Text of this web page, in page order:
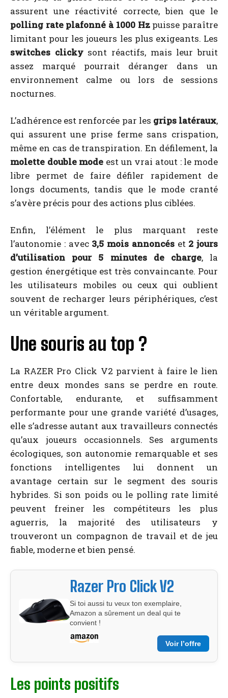
assurent une réactivité correcte, bien que le
polling rate plafonné à 1000 Hzpuisse paraître
limitant pour les joueurs les plus exigeants. Les
switches clickysont réactifs, mais leur bruit
assez marqué pourrait déranger dans un
environnement calme ou lors de sessions
nocturnes.
L’adhérence est renforcée par les grips latéraux,
qui assurent une prise ferme sans crispation,
même en cas de transpiration. En défilement, la
molette double mode est un vrai atout : le mode
libre permet de faire défiler rapidement de
longs documents, tandis que le mode cranté
s’avère précis pour des actions plus ciblées.
Enfin, l’élément le plus marquant reste
l’autonomie : avec 3,5 mois annoncéset 2 jours
d’utilisation pour 5 minutes de charge, la
gestion énergétique est très convaincante. Pour
les utilisateurs mobiles ou ceux qui oublient
souvent de recharger leurs périphériques, c’est
un véritable argument.
Une souris au top ?
La RAZER Pro Click V2 parvient à faire le lien
entre deux mondes sans se perdre en route.
Confortable, endurante, et suffisamment
performante pour une grande variété d’usages,
elle s’adresse autant aux travailleurs connectés
qu’aux joueurs occasionnels. Ses arguments
écologiques, son autonomie remarquable et ses
fonctions intelligentes lui donnent un
avantage certain sur le segment des souris
hybrides. Si son poids ou le polling rate limité
peuvent freiner les compétiteurs les plus
aguerris, la majorité des utilisateurs y
trouveront un compagnon de travail et de jeu
fiable, moderne et bien pensé.
Razer Pro Click V2
Si toi aussi tu veux ton exemplaire,
Amazon a sûrement un deal qui te
convient !
Voir l’offre
Les points positifs